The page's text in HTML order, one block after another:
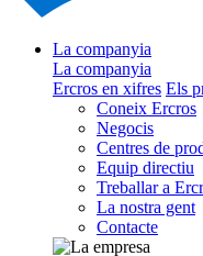
La companyia
La companyia
Ercros en xifres Els
Coneix Ercros
Negocis
Centres de
Equip directiu
Treballar a
La nostra gent
Contacte